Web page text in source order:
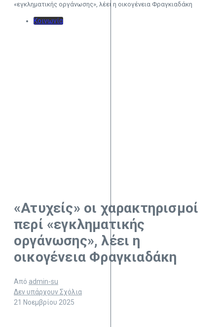
«εγκληματικής οργάνωσης», λέει η οικογένεια Φραγκιαδάκη
Κοινωνία
«Ατυχείς» οι χαρακτηρισμοί
περί «εγκληματικής
οργάνωσης», λέει η
οικογένεια Φραγκιαδάκη
Από admin-su
Δεν υπάρχουν Σχόλια
21 Νοεμβρίου 2025